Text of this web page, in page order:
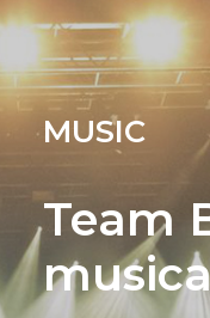
MUSIC
Team